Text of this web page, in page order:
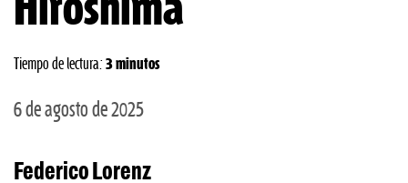
Tiempo de lectura: 3 minutos
6 de agosto de 2025
Federico Lorenz